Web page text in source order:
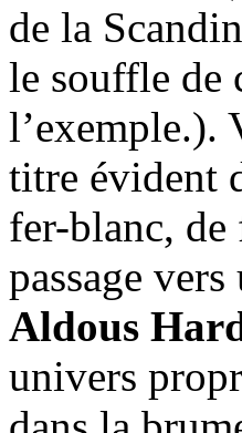
de la
le souffle de
l’exemple.).
titre évident
fer-blanc, de
passage
Aldous
univers